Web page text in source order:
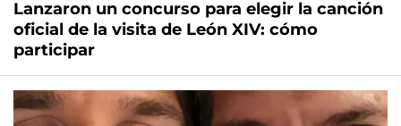
Lanzaron un concurso para elegir la canción
oficial de la visita de León XIV: cómo
participar